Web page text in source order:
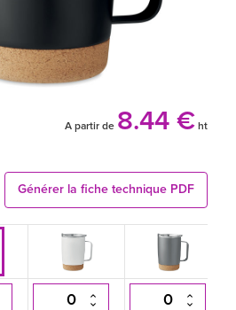
A partir de 8.44 € ht
Générer la fiche technique PDF